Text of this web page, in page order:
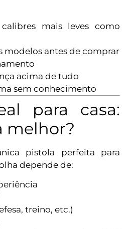
mais leves como
modelos antes de comprar
acima de tudo
sem conhecimento
para casa:
melhor?
pistola perfeita para
depende de:
treino, etc.)